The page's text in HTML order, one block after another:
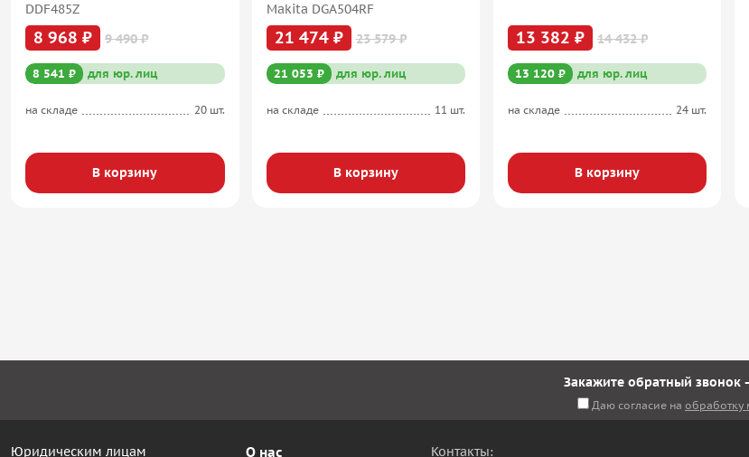
DDF485Z
8 968 ₽ 9 490 ₽
8 541 ₽ для юр. лиц
на складе 20 шт.
В корзину
Makita DGA504RF
21 474 ₽ 23 579 ₽
21 053 ₽ для юр. лиц
на складе 11 шт.
В корзину
13 382 ₽ 14 432 ₽
13 120 ₽ для юр. лиц
на складе 24 шт.
В корзину
Закажите обратный звонок
Даю согласие на обработку
Юридическим лицам О нас Контакты: